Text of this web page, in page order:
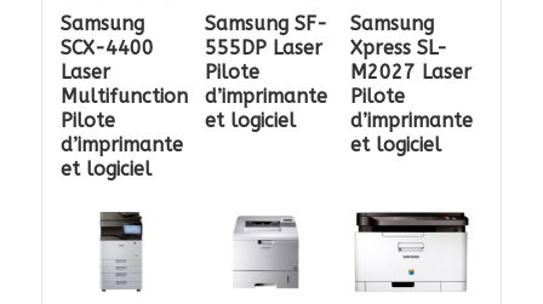
Samsung
SCX-4400
Laser
Multifunction
Pilote
d’imprimante
et logiciel
Samsung SF-
555DP Laser
Pilote
d’imprimante
et logiciel
Samsung
Xpress SL-
M2027 Laser
Pilote
d’imprimante
et logiciel